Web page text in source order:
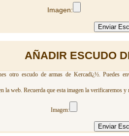
Imagen:
AÑADIR ESCUDO
otro escudo de armas de Kercadï¿½. Puedes
la web. Recuerda que esta imagen la verificaremos
Imagen: